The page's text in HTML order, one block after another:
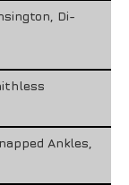
Di-
Ankles,